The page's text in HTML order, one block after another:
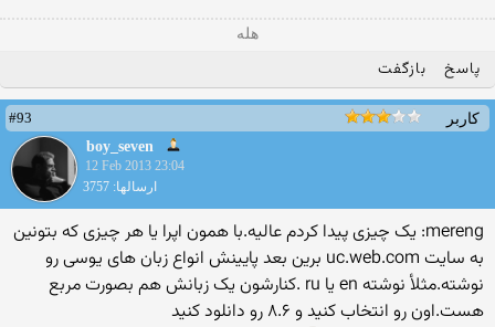
هله
پاسخ بازگفت
کاربر
#93
boy_seven
12 Feb 2013 23:04
ارسالها: 3757
mereng: یک چیزی پیدا کردم عالیه.با همون اپرا یا هر چیزی که بتونین
به سایت ‏uc.web.com‏ برین بعد پایینش انواع زبان های یوسی رو
نوشته.مثلأ نوشته ‏en‏ یا ‏ru‏ .کنارشون یک زبانش هم بصورت مربع
هست.اون رو انتخاب کنید و ۸.۶ رو دانلود کنید